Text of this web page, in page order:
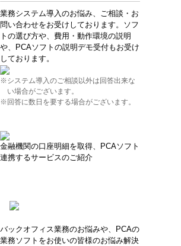
業務システム導入のお悩み、ご相談・お
問い合わせをお受けしております。ソフ
トの選び方や、費用・動作環境の説明
や、PCAソフトの説明デモ受付もお受け
しております。
※システム導入のご相談以外は回答出来な
い場合がございます。
※回答に数日を要する場合がございます。
金融機関の口座明細を取得、PCAソフト
連携するサービスのご紹介
バックオフィス業務のお悩みや、PCAの
業務ソフトをお使いの皆様のお悩み解決